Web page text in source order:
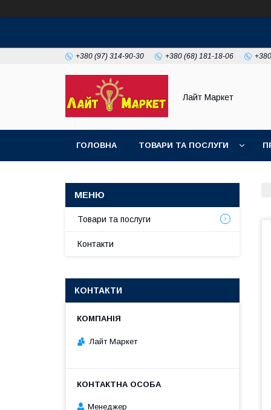
+380 (97) 314-90-30 +380 (68) 181-18-06
Лайт Маркет
ГОЛОВНА ТОВАРИ ТА ПОСЛУГИ
Товари та послуги
Контакти
КОНТАКТИ
Лайт Маркет
Менеджер